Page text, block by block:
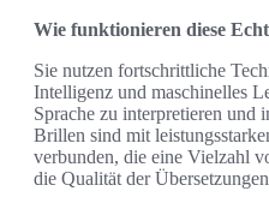
Wie funktionieren diese
Sie nutzen fortschrittliche
Intelligenz und maschinelles
Sprache zu interpretieren und
Brillen sind mit
verbunden, die eine Vielzahl
die Qualität der